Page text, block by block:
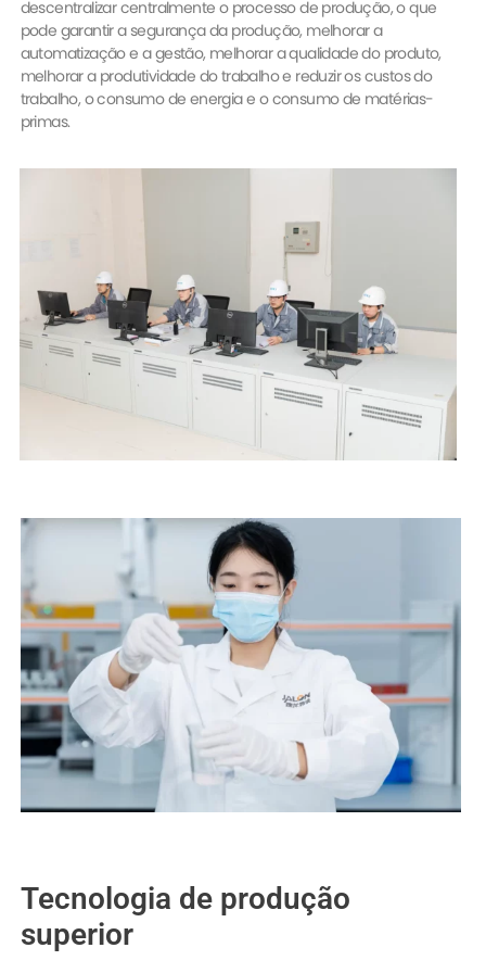
descentralizar centralmente o processo de produção, o que
pode garantir a segurança da produção, melhorar a
automatização e a gestão, melhorar a qualidade do produto,
melhorar a produtividade do trabalho e reduzir os custos do
trabalho, o consumo de energia e o consumo de matérias-
primas.
Tecnologia de produção
superior